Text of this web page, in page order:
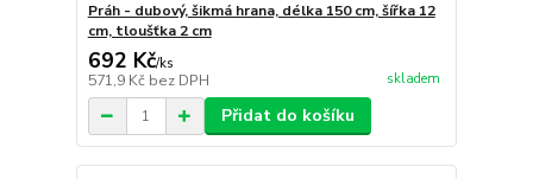
Práh - dubový, šikmá hrana, délka 150 cm, šířka 12
cm, tloušťka 2 cm
692 Kč/ks
571,9 Kč bez DPH skladem
Přidat do košíku